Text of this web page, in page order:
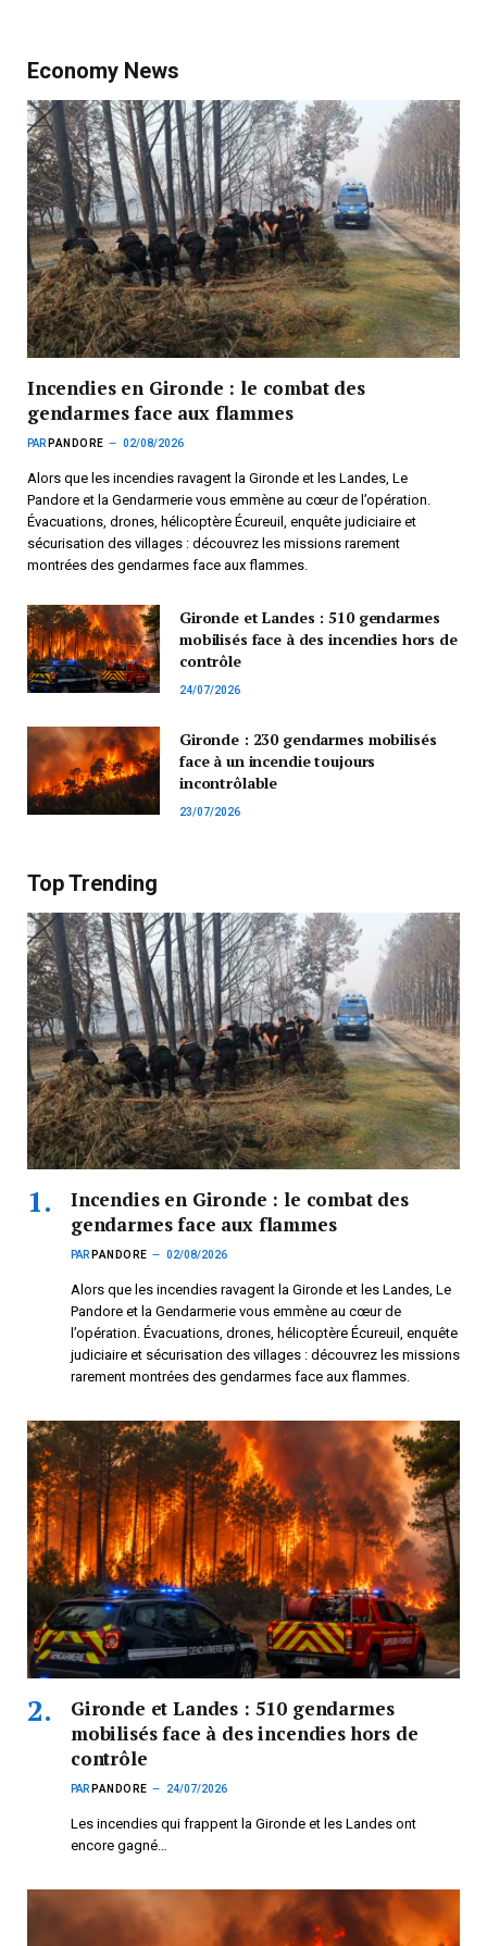
Economy News
Incendies en Gironde : le combat des
gendarmes face aux flammes
PAR PANDORE 02/08/2026
Alors que les incendies ravagent la Gironde et les Landes, Le
Pandore et la Gendarmerie vous emmène au cœur de l’opération.
Évacuations, drones, hélicoptère Écureuil, enquête judiciaire et
sécurisation des villages : découvrez les missions rarement
montrées des gendarmes face aux flammes.
Gironde et Landes : 510 gendarmes
mobilisés face à des incendies hors de
contrôle
24/07/2026
Gironde : 230 gendarmes mobilisés
face à un incendie toujours
incontrôlable
23/07/2026
Top Trending
Incendies en Gironde : le combat des
gendarmes face aux flammes
PAR PANDORE 02/08/2026
Alors que les incendies ravagent la Gironde et les Landes, Le
Pandore et la Gendarmerie vous emmène au cœur de
l’opération. Évacuations, drones, hélicoptère Écureuil, enquête
judiciaire et sécurisation des villages : découvrez les missions
rarement montrées des gendarmes face aux flammes.
Gironde et Landes : 510 gendarmes
mobilisés face à des incendies hors de
contrôle
PAR PANDORE 24/07/2026
Les incendies qui frappent la Gironde et les Landes ont
encore gagné…